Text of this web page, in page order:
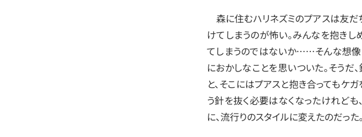
森に住むハリネズミのプアスは友だ
けてしまうのが怖い。みんなを抱きし
てしまうのではないか……そんな想像
におかしなことを思いついた。そうだ
と、そこにはプアスと抱き合ってもケ
う針を抜く必要はなくなったけれども
に、流行りのスタイルに変えたのだった。